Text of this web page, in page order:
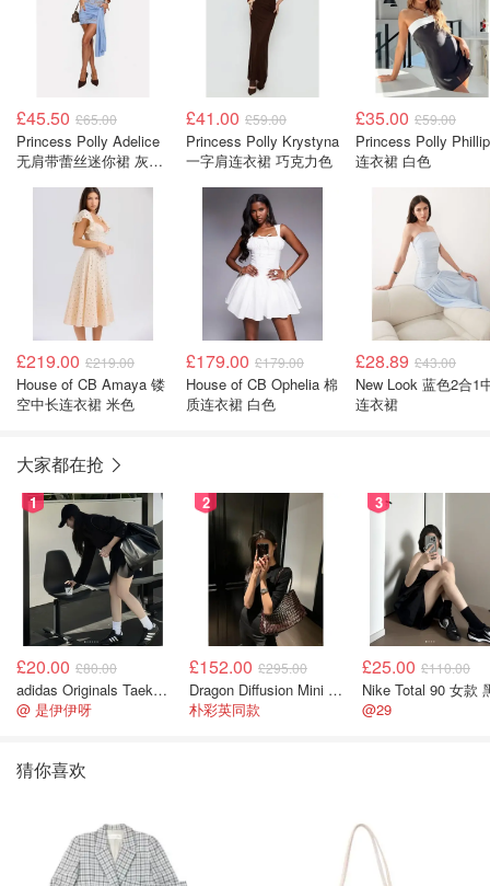
£45.50 £65.00
Princess Polly Adelice
无肩带蕾丝迷你裙 灰蓝
£41.00 £59.00
Princess Polly Krystyna
一字肩连衣裙 巧克力色
£35.00 £59.00
Princess Polly
连衣裙 白色
£219.00 £219.00
House of CB Amaya 镂
空中长连衣裙 米色
£179.00 £179.00
House of CB Ophelia 棉
质连衣裙 白色
£28.89 £43.00
New Look 蓝色2合1中长
连衣裙
大家都在抢
1
£20.00 £80.00
adidas Originals Taekwondo 女款黑色运动鞋
@ 是伊伊呀
2
£152.00 £295.00
Dragon Diffusion Mini Flat Gora 深棕色手提包
朴彩英同款
3
£25.00 £110.00
Nike Total 90 女款
@29
猜你喜欢